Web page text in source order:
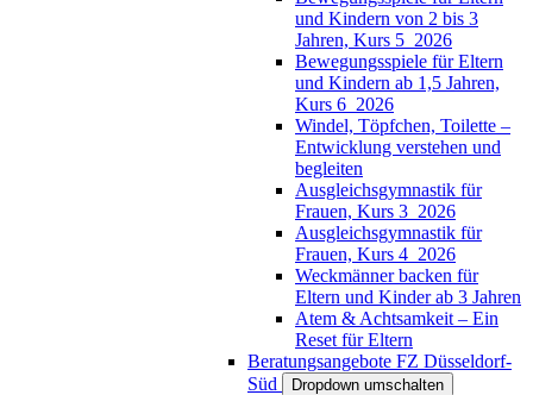
und Kindern von 2 bis 3
Jahren, Kurs 5_2026
Bewegungsspiele für Eltern
und Kindern ab 1,5 Jahren,
Kurs 6_2026
Windel, Töpfchen, Toilette –
Entwicklung verstehen und
begleiten
Ausgleichsgymnastik für
Frauen, Kurs 3_2026
Ausgleichsgymnastik für
Frauen, Kurs 4_2026
Weckmänner backen für
Eltern und Kinder ab 3 Jahren
Atem & Achtsamkeit – Ein
Reset für Eltern
Beratungsangebote FZ Düsseldorf-
Süd
Dropdown umschalten